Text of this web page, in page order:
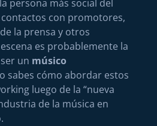
persona más social del
con promotores,
la prensa y otros
es probablemente la
un músico
sabes cómo abordar estos
luego de la “nueva
de la música en